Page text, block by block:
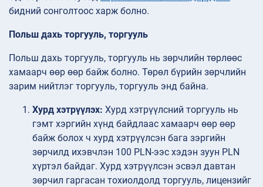
бидний сонголтоос харж болно.
Польш дахь торгууль, торгууль
Польш дахь торгууль, торгууль нь зөрчлийн төрлөөс
хамаарч өөр өөр байж болно. Төрөл бүрийн зөрчлийн
зарим нийтлэг торгууль, торгууль энд байна.
Хурд хэтрүүлэх: Хурд хэтрүүлсний торгууль нь
гэмт хэргийн хүнд байдлаас хамаарч өөр өөр
байж болох ч хурд хэтрүүлсэн бага зэргийн
зөрчилд ихэвчлэн 100 PLN-ээс хэдэн зуун PLN
хүртэл байдаг. Хурд хэтрүүлсэн эсвэл давтан
зөрчил гаргасан тохиолдолд торгууль, лицензийг